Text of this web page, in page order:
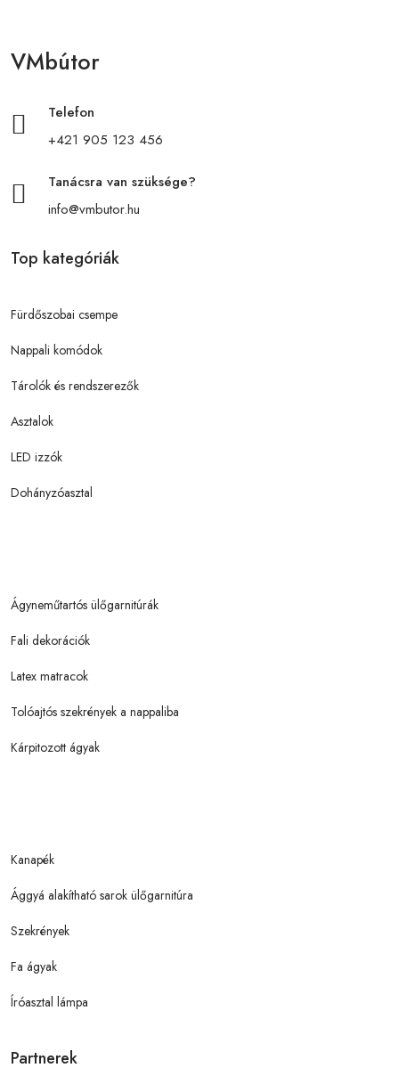
VMbútor
Telefon
+421 905 123 456
Tanácsra van szüksége?
info@vmbutor.hu
Top kategóriák
Fürdőszobai csempe
Nappali komódok
Tárolók és rendszerezők
Asztalok
LED izzók
Dohányzóasztal
Ágyneműtartós ülőgarnitúrák
Fali dekorációk
Latex matracok
Tolóajtós szekrények a nappaliba
Kárpitozott ágyak
Kanapék
Ággyá alakítható sarok ülőgarnitúra
Szekrények
Fa ágyak
Íróasztal lámpa
Partnerek